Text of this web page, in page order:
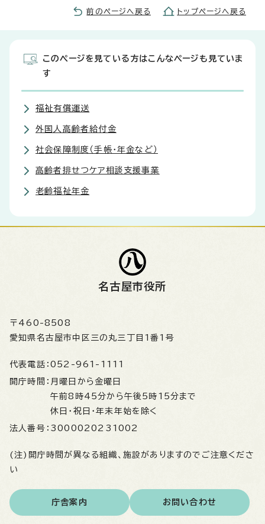
前のページへ戻る トップページへ戻る
このページを見ている方はこんなページも見ていま
す
福祉有償運送
外国人高齢者給付金
社会保障制度（手帳・年金など）
高齢者排せつケア相談支援事業
老齢福祉年金
名古屋市役所
〒460-8508
愛知県名古屋市中区三の丸三丁目1番1号
代表電話： 052-961-1111
開庁時間： 月曜日から金曜日
午前8時45分から午後5時15分まで
休日・祝日・年末年始を除く
法人番号： 3000020231002
(注)開庁時間が異なる組織、施設がありますのでご注意くださ
い
庁舎案内 お問い合わせ